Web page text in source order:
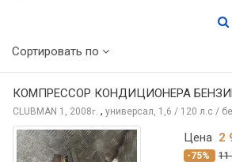
Сортировать по
КОМПРЕССОР КОНДИЦИОНЕРА
CLUBMAN 1, 2008г. , универсал, 1,6 / 120 л.с /
Цена 2
-75% 11